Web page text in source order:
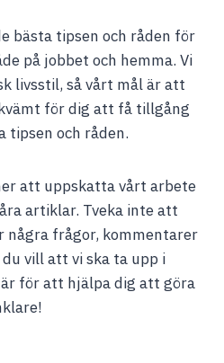
bästa tipsen och råden för
på jobbet och hemma. Vi
livsstil, så vårt mål är att
för dig att få tillgång
tipsen och råden.
att uppskatta vårt arbete
artiklar. Tveka inte att
några frågor, kommentarer
vill att vi ska ta upp i
för att hjälpa dig att göra